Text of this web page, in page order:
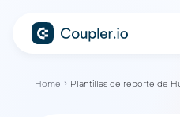
Home Plantillas de reporte de